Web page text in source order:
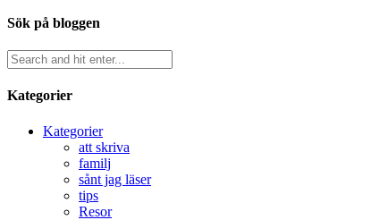
Sök på bloggen
Kategorier
Kategorier
att skriva
familj
sånt jag läser
tips
Resor